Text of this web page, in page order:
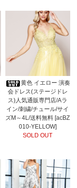
黄色 イエロー 演奏
会ドレス(ステージドレ
ス)人気通販専門店/Aラ
イン/刺繍/チュール/サイ
ズM～4L/送料無料 [acBZ
010-YELLOW]
SOLD OUT